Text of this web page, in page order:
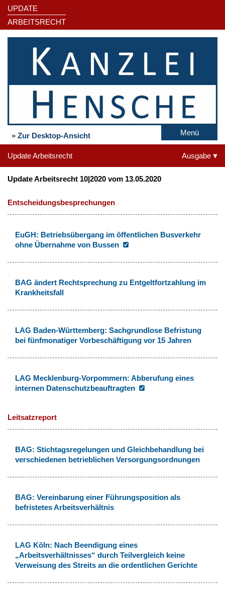
UPDATE
ARBEITSRECHT
» Zur Desktop-Ansicht Menü
Update Arbeitsrecht Ausgabe
Update Arbeitsrecht 10|2020 vom 13.05.2020
Entscheidungsbesprechungen
EuGH: Betriebsübergang im öffentlichen Busverkehr
ohne Übernahme von Bussen
BAG ändert Rechtsprechung zu Entgeltfortzahlung im
Krankheitsfall
LAG Baden-Württemberg: Sachgrundlose Befristung
bei fünfmonatiger Vorbeschäftigung vor 15 Jahren
LAG Mecklenburg-Vorpommern: Abberufung eines
internen Datenschutzbeauftragten
Leitsatzreport
BAG: Stichtagsregelungen und Gleichbehandlung bei
verschiedenen betrieblichen Versorgungsordnungen
BAG: Vereinbarung einer Führungsposition als
befristetes Arbeitsverhältnis
LAG Köln: Nach Beendigung eines
„Arbeitsverhältnisses“ durch Teilvergleich keine
Verweisung des Streits an die ordentlichen Gerichte